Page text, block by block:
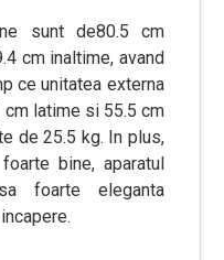
sunt de80.5 cm
cm inaltime, avand
ce unitatea externa
latime si 55.5 cm
de 25.5 kg. In plus,
bine, aparatul
foarte eleganta